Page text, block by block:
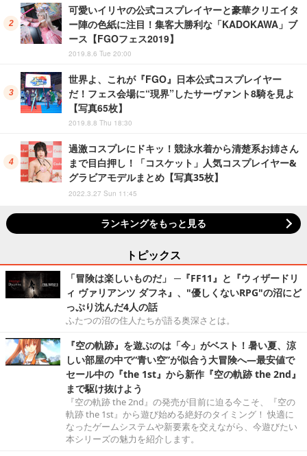
可愛いイリヤの公式コスプレイヤーと豪華クリエイタ
ー陣の色紙に注目！集客大勝利な「KADOKAWA」ブ
ース【FGOフェス2019】
2019.8.6 Tue 20:00
世界よ、これが『FGO』日本公式コスプレイヤー
だ！フェス会場に“現界”したサーヴァント8騎を見よ
【写真65枚】
2019.8.8 Thu 18:30
過激コスプレにドキッ！競泳水着から清楚系お姉さん
まで目白押し！「コスケット」人気コスプレイヤー&
グラビアモデルまとめ【写真35枚】
2022.3.27 Sun 11:45
ランキングをもっと見る
トピックス
「冒険は楽しいものだ」 ─『FF11』と『ウィザードリ
ィ ヴァリアンツ ダフネ』、"優しくないRPG"の沼にど
っぷり沈んだ4人の話
ふたつの沼の住人たちが語る奥深さとは。
『空の軌跡』を遊ぶのは「今」がベスト！暑い夏、涼
しい部屋の中で“青い空”が似合う大冒険へ―最安値で
セール中の『the 1st』から新作『空の軌跡 the 2nd』
まで駆け抜けよう
『空の軌跡 the 2nd』の発売が目前に迫る今こそ、『空の
軌跡 the 1st』から遊び始める絶好のタイミング！ 快適に
なったゲームシステムや新要素を交えながら、今遊びたい
本シリーズの魅力を紹介します。